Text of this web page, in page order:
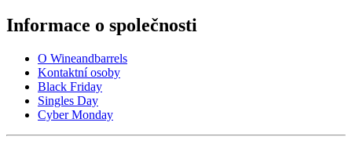
Informace o společnosti
O Wineandbarrels
Kontaktní osoby
Black Friday
Singles Day
Cyber Monday